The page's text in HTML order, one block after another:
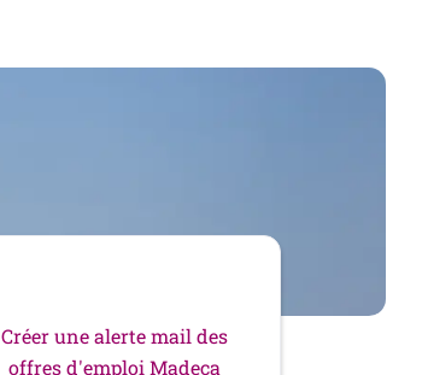
Créer une alerte mail des
offres d'emploi Madeca